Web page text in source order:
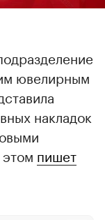
ювелирным
накладок
пишет